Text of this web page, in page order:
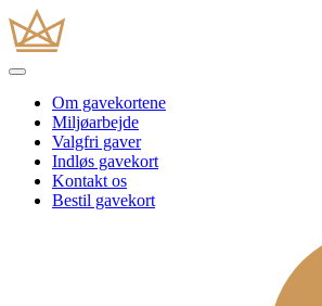
Om gavekortene
Miljøarbejde
Valgfri gaver
Indløs gavekort
Kontakt os
Bestil gavekort